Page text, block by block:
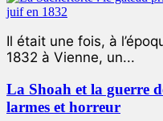
Il était une fois, à
1832 à Vienne, un...
La Shoah et la guerre
larmes et horreur